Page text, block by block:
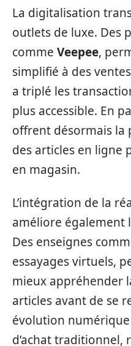
La digitalisation
outlets de luxe. Des
comme Veepee,
simplifié à des
a triplé les
plus accessible. En
offrent désormais la
des articles en ligne
en magasin.
L’intégration de la
améliore également
Des enseignes
essayages virtuels,
mieux appréhender
articles avant de se
évolution
d’achat traditionnel,